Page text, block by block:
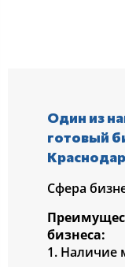
Один из
готовый
Сфера
бизнеса:
1. Наличие